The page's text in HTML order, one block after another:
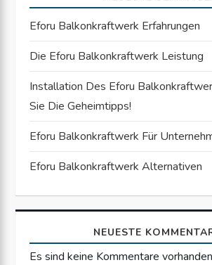
v
i
g
a
t
i
o
n
Eforu Balkonkraftwerk Erfahrungen
Die Eforu Balkonkraftwerk Leistung
Installation Des Eforu
Sie Die Geheimtipps!
Eforu Balkonkraftwerk Für
Eforu Balkonkraftwerk Alternativen
NEUESTE
Es sind keine Kommentare